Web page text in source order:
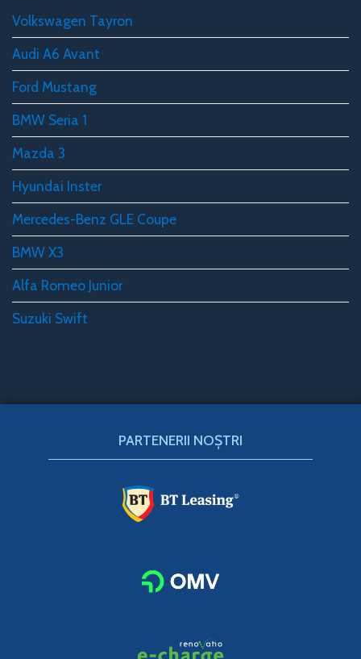
Volkswagen Tayron
Audi A6 Avant
Ford Mustang
BMW Seria 1
Mazda 3
Hyundai Inster
Mercedes-Benz GLE Coupe
BMW X3
Alfa Romeo Junior
Suzuki Swift
PARTENERII NOȘTRI